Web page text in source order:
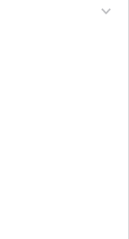
expand_more